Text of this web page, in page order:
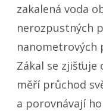
zakalená voda
nerozpustných
nanometrových
Zákal se
měří průchod
a porovnávají